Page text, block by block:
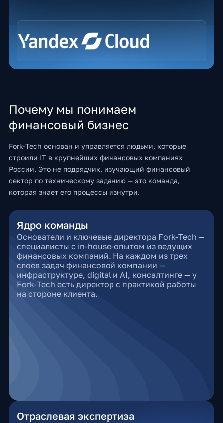
Почему мы понимаем
финансовый бизнес
Fork-Tech основан и управляется людьми, которые
строили IT в крупнейших финансовых компаниях
России. Это не подрядчик, изучающий финансовый
сектор по техническому заданию — это команда,
которая знает его процессы изнутри.
Ядро команды
Основатели и ключевые директора Fork-Tech —
специалисты с in-house-опытом из ведущих
финансовых компаний. На каждом из трех
слоев задач финансовой компании —
инфраструктуре, digital и AI, консалтинге — у
Fork-Tech есть директор с практикой работы
на стороне клиента.
Отраслевая экспертиза